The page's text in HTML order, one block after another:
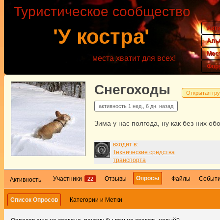
'У костра'
Туристическое сообщество
места хватит для всех!
Снегоходы Открытая
активность 1 нед., 6 дн. назад
Зима у нас полгода, ну как без них
входит в:
Технические средства
транспорта
Активность Участники 22 Отзывы Опросы Файлы
Список Опросов Категории и Метки